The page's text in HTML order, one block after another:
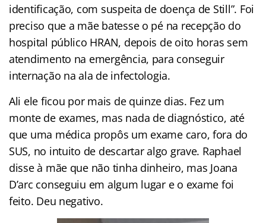
identificação, com suspeita de doença de Still”. Foi
preciso que a mãe batesse o pé na recepção do
hospital público HRAN, depois de oito horas sem
atendimento na emergência, para conseguir
internação na ala de infectologia.
Ali ele ficou por mais de quinze dias. Fez um
monte de exames, mas nada de diagnóstico, até
que uma médica propôs um exame caro, fora do
SUS, no intuito de descartar algo grave. Raphael
disse à mãe que não tinha dinheiro, mas Joana
D’arc conseguiu em algum lugar e o exame foi
feito. Deu negativo.